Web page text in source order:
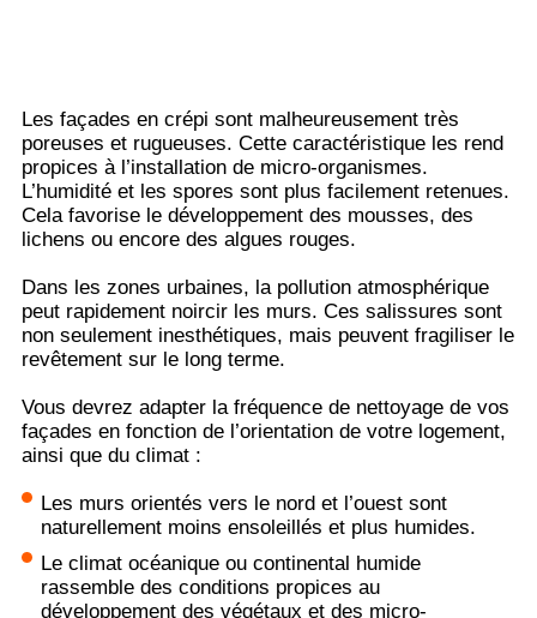
Les façades en crépi sont malheureusement très
poreuses et rugueuses. Cette caractéristique les rend
propices à l’installation de micro-organismes.
L’humidité et les spores sont plus facilement retenues.
Cela favorise le développement des mousses, des
lichens ou encore des algues rouges.
Dans les zones urbaines, la pollution atmosphérique
peut rapidement noircir les murs. Ces salissures sont
non seulement inesthétiques, mais peuvent fragiliser le
revêtement sur le long terme.
Vous devrez adapter la fréquence de nettoyage de vos
façades en fonction de l’orientation de votre logement,
ainsi que du climat :
Les murs orientés vers le nord et l’ouest sont
naturellement moins ensoleillés et plus humides.
Le climat océanique ou continental humide
rassemble des conditions propices au
développement des végétaux et des micro-